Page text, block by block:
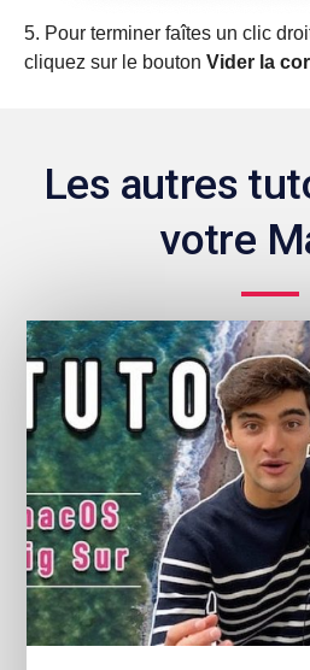
5. Pour terminer faîtes un clic
cliquez sur le bouton Vider la
Les autres
votre